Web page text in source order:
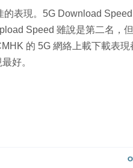
表現。5G Download
Speed 雖說是第二名，
的 5G 網絡上載下載表
好。